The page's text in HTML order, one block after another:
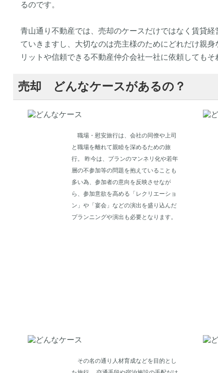
るのです。
青山通り不動産では、売却のケースだけではなく賃貸
ていきますし、大切なのは売主様のためにどれだけ親
リットや信頼できる不動産仲介会社一社に依頼しても
売却 どんなケースがあるの？
職場・慰安旅行は、会社の同僚や上司
と職場を離れて親睦を深めるための旅
行。 昨今は、プランのマンネリ化や若年
層の不参加等の問題を抱えていることも
多い為、参加者の意向を反映させなが
ら、参加意欲を高める「レクリエーショ
ン」や「宴会」などの演出を盛り込んだ
プランニングや演出も必要となります。
その名の通り人材育成などを目的とし